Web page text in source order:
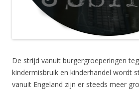
De strijd vanuit burgergroeperingen
kindermisbruik en kinderhandel wordt
vanuit Engeland zijn er steeds meer